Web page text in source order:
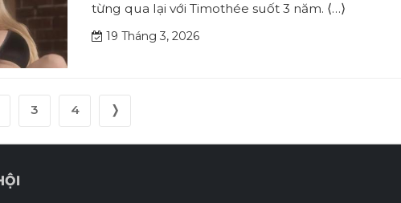
từng qua lại với Timothée suốt 3 năm. ⟨…⟩
19 Tháng 3, 2026
3 4 ❭